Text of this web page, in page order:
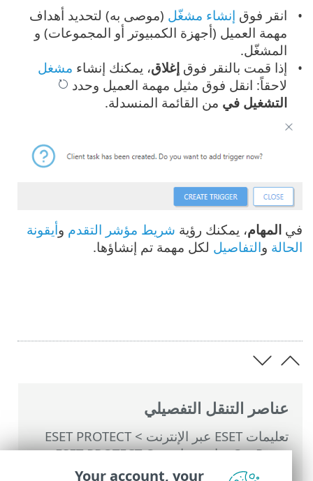
عناصر التنقل التفصيلي
تعليمات ESET عبر الإنترنت >
ESET PROTECT
On-Prem
>
استخدام ‎ESET PROTECT On-
>
القائمة الرئيسية ESET PROTECT On-
انقر فوق إنشاء مشغّل (موصى به) لتحديد أهداف
مهمة العميل (أجهزة الكمبيوتر أو المجموعات) و
المشغّل.
إذا قمت بالنقر فوقإغلاق، يمكنك إنشاء مشغل
لاحقاً: انقل فوق مثيل مهمة العميل وحدد
التشغيل في من القائمة المنسدلة.
في المهام، يمكنك رؤية شريط مؤشر التقدم وأيقونة
الحالة والتفاصيل لكل مهمة تم إنشاؤها.
Your account, your